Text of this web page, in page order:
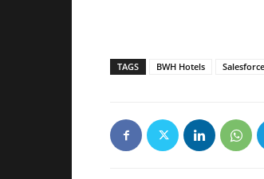
TAGS BWH Hotels Salesforce